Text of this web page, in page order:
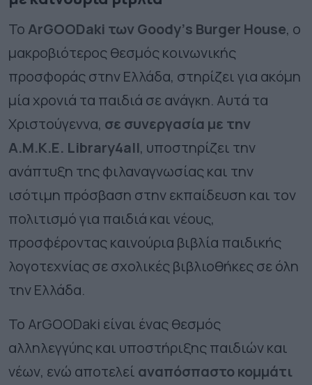
Το ArGOODaki τωνGoody’s Burger House, ο
μακροβιότερος θεσμός κοινωνικής
προσφοράς στην Ελλάδα, στηρίζει για ακόμη
μία χρονιά τα παιδιά σε ανάγκη. Αυτά τα
Χριστούγεννα, σε συνεργασία με την
Α.Μ.Κ.Ε. Library4all, υποστηρίζει την
ανάπτυξη της φιλαναγνωσίας και την
ισότιμη πρόσβαση στην εκπαίδευση και τον
πολιτισμό για παιδιά και νέους,
προσφέροντας καινούρια βιβλία παιδικής
λογοτεχνίας σε σχολικές βιβλιοθήκες σε όλη
την Ελλάδα.
Το ArGOODaki είναι ένας θεσμός
αλληλεγγύης και υποστήριξης παιδιών και
νέων, ενώ αποτελεί αναπόσπαστο κομμάτι